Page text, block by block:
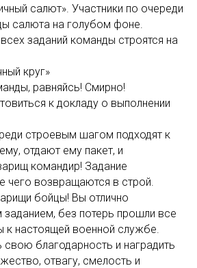
салют». Участники по очереди
салюта на голубом фоне.
заданий команды строятся на
круг»
равняйсь! Смирно!
к докладу о выполнении
строевым шагом подходят к
отдают ему пакет, и
командир! Задание
чего возвращаются в строй.
бойцы! Вы отлично
без потерь прошли все
к настоящей военной службе.
благодарность и наградить
отвагу, смелость и